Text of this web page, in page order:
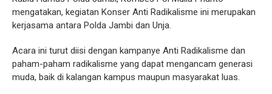
mengatakan, kegiatan Konser Anti Radikalisme ini merupakan
kerjasama antara Polda Jambi dan Unja.
Acara ini turut diisi dengan kampanye Anti Radikalisme dan
paham-paham radikalisme yang dapat mengancam generasi
muda, baik di kalangan kampus maupun masyarakat luas.